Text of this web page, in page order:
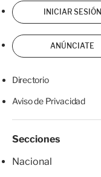
INICIAR SESIÓN
ANÚNCIATE
Directorio
Aviso de Privacidad
Secciones
Nacional